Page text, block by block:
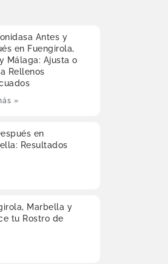
Antes y
en Fuengirola,
Málaga: Ajusta o
Rellenos
»
en
Resultados
Marbella y
tu Rostro de